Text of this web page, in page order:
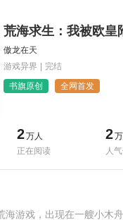
荒海求生：我被欧皇
傲龙在天
游戏异界 | 完结
书旗原创 全网首发
2万人
正在阅读
2万
人
海游戏，出现在一艘小木